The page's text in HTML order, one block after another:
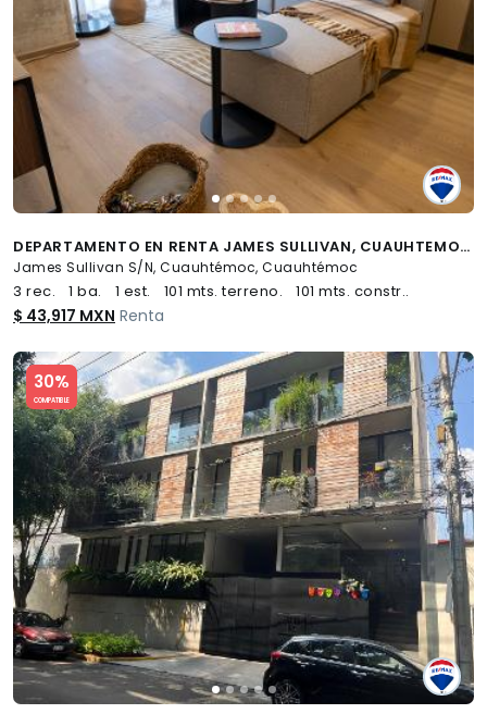
DEPARTAMENTO EN RENTA JAMES SULLIVAN, CUAUHTEMOC - (34)
James Sullivan S/N, Cuauhtémoc, Cuauhtémoc
3 rec. 1 ba. 1 est. 101 mts. terreno. 101 mts. constr..
$ 43,917 MXN Renta
30%
COMPATIBLE
Slide 1 of 5